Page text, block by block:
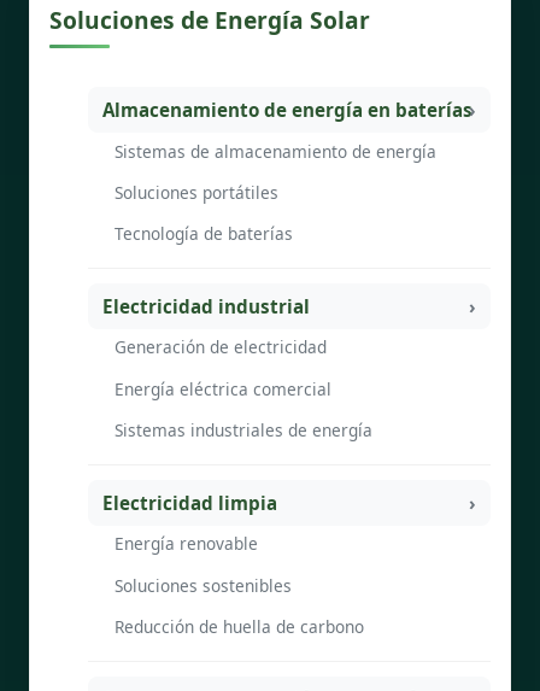
Soluciones de Energía Solar
Almacenamiento de energía en baterías
Sistemas de almacenamiento de energía
Soluciones portátiles
Tecnología de baterías
Electricidad industrial
Generación de electricidad
Energía eléctrica comercial
Sistemas industriales de energía
Electricidad limpia
Energía renovable
Soluciones sostenibles
Reducción de huella de carbono